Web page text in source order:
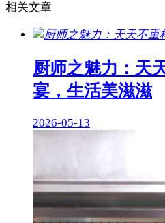
相关文章
厨师之魅力：天
宴，生活美滋滋
2026-05-13